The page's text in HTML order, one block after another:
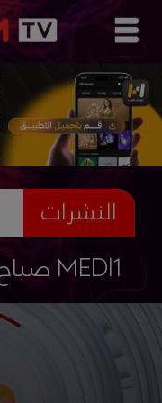
النشرات
صباح الأخبار MEDI1